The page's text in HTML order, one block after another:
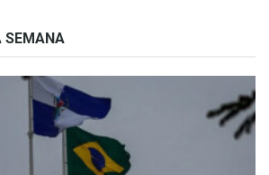
SEMANA